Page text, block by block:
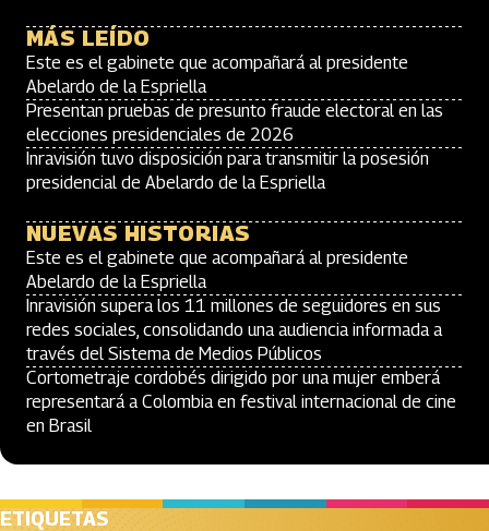
MÁS LEÍDO
Este es el gabinete que acompañará al presidente
Abelardo de la Espriella
Presentan pruebas de presunto fraude electoral en las
elecciones presidenciales de 2026
Inravisión tuvo disposición para transmitir la posesión
presidencial de Abelardo de la Espriella
NUEVAS HISTORIAS
Este es el gabinete que acompañará al presidente
Abelardo de la Espriella
Inravisión supera los 11 millones de seguidores en sus
redes sociales, consolidando una audiencia informada a
través del Sistema de Medios Públicos
Cortometraje cordobés dirigido por una mujer emberá
representará a Colombia en festival internacional de cine
en Brasil
ETIQUETAS